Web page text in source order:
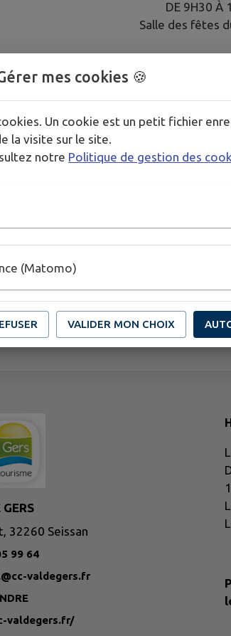
DE 9H30 À
Salle des fêtes
+ d'une quinzaine d'artisans
buvette, restauration,
Ambiance festive et
Et bien évidemment, les
au profit des
la pièce jointe
32260 Seissan
99 64
valdegers.fr
valdegers.fr/
mes cookies 🍪
Un cookie est un petit fichier
la visite sur le site.
notre Politique de gestion des
(Matomo)
VALIDER MON CHOIX